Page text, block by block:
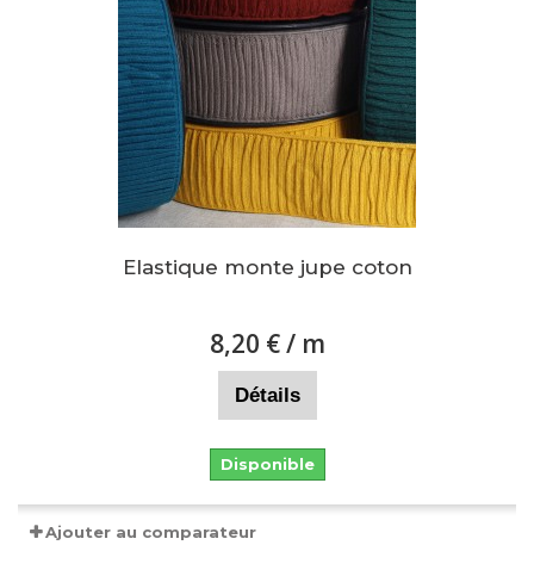
Elastique monte jupe coton
8,20 €/ m
Détails
Disponible
Ajouter au comparateur